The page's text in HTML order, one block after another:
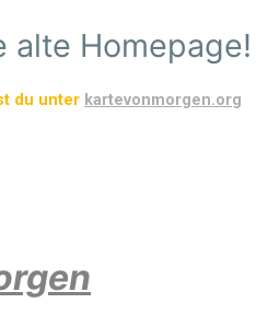
alte Homepage!
du unter kartevonmorgen.org